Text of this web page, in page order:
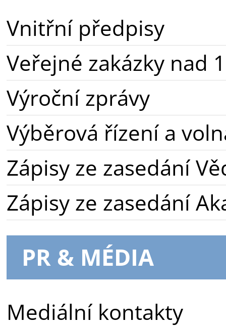
Vnitřní předpisy
Veřejné zakázky nad
Výroční zprávy
Výběrová řízení a
Zápisy ze zasedání
Zápisy ze zasedání
PR & MÉDIA
Mediální kontakty